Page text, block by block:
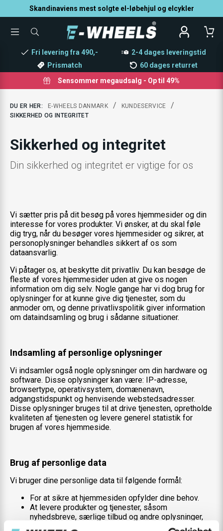
Skandinaviens mest solgte el-løbehjul og elcykler
TOGGLESØG
Fri levering fra 490,-
2-4 dages leveringstid
Prismatch
60 dages returret
Sensommer megaudsalg - Op til 49%
DU ER HER: E-WHEELS DANMARK / KUNDESERVICE /
SIKKERHED OG INTEGRITET
Sikkerhed og integritet
Din sikkerhed og integritet er vigtige for os
Vi sætter pris på dit besøg på vores hjemmesider og din
interesse for vores produkter. Vi ønsker, at du skal føle
dig tryg, når du besøger vores hjemmesider og sikrer, at
personoplysninger behandles sikkert af os som
dataansvarlig.
Vi påtager os, at beskytte dit privatliv. Du kan besøge de
fleste af vores hjemmesider uden at give os nogen
information om dig selv. Nogle gange har vi dog brug for
oplysninger for at kunne give dig tjenester, som du
anmoder om, og denne privatlivspolitik giver information
om dataindsamling og brug i sådanne situationer.
Indsamling af personlige oplysninger
Vi indsamler også nogle oplysninger om din hardware og
software. Disse oplysninger kan være: IP-adresse,
browsertype, operativsystem, domænenavn,
adgangstidspunkt og henvisende webstedsadresser.
Disse oplysninger bruges til at drive tjenesten, opretholde
kvaliteten af ​​tjenesten og levere generel statistik for
brugen af ​​vores hjemmeside.
Brug af personlige data
Vi bruger dine personlige data til følgende formål:
For at sikre at hjemmesiden opfylder dine behov.
At levere produkter og tjenester, såsom
nyhedsbreve, særlige tilbud og andre oplysninger,